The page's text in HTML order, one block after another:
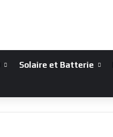
Solaire et Batterie